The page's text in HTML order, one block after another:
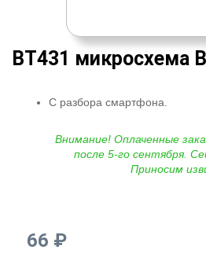
BT431 микросхема
С разбора смартфона.
Внимание! Оплаченные
после 5-го сентября.
Приносим
66 ₽